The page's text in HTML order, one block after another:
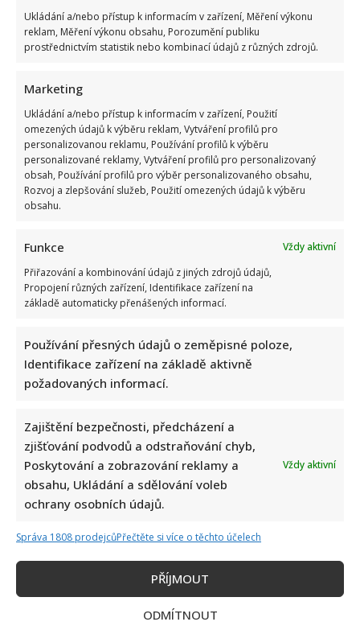
Ukládání a/nebo přístup k informacím v zařízení, Měření výkonu
reklam, Měření výkonu obsahu, Porozumění publiku
prostřednictvím statistik nebo kombinací údajů z různých zdrojů.
Marketing
Ukládání a/nebo přístup k informacím v zařízení, Použití
omezených údajů k výběru reklam, Vytváření profilů pro
personalizovanou reklamu, Používání profilů k výběru
personalizované reklamy, Vytváření profilů pro personalizovaný
obsah, Používání profilů pro výběr personalizovaného obsahu,
Rozvoj a zlepšování služeb, Použití omezených údajů k výběru
obsahu.
Funkce
Vždy aktivní
Přiřazování a kombinování údajů z jiných zdrojů údajů,
Propojení různých zařízení, Identifikace zařízení na
základě automaticky přenášených informací.
Používání přesných údajů o zeměpisné poloze,
Identifikace zařízení na základě aktivně
požadovaných informací.
Zajištění bezpečnosti, předcházení a
zjišťování podvodů a odstraňování chyb,
Poskytování a zobrazování reklamy a
obsahu, Ukládání a sdělování voleb
ochrany osobních údajů.
Vždy aktivní
Správa 1808 prodejcůPřečtěte si více o těchto účelech
PŘÍJMOUT
ODMÍTNOUT
Marek Ztracený zrušil velkolepé finále svého koncertu na
Letné
projde málokdo, pamětníci by ale měli dát alespoň 8/10
Petr Macinka se pochlubil vzácnými fotkami své dcery z
oslavy narozenin: Fanoušci lichotí celé rodině
Leoš Mareš odhalil, kolik stojí synovo studium na Floridě:
Jde o více než milion ročně